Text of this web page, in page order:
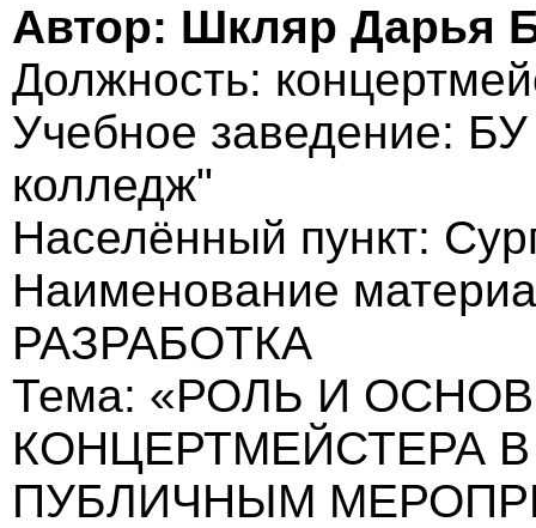
Автор: Шкляр Дарья
Должность:
Учебное заведение:
колледж"
Населённый пункт:
Наименование
РАЗРАБОТКА
Тема: «РОЛЬ И
КОНЦЕРТМЕЙСТЕРА
ПУБЛИЧНЫМ